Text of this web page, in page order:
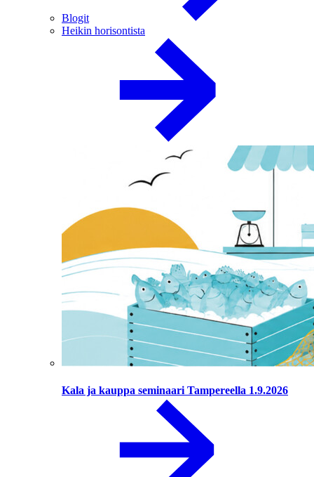
Blogit
Heikin horisontista
Kala ja kauppa seminaari Tampereella 1.9.2026